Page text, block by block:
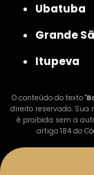
Ubatuba
Grande
Itupeva
O conteúdo do texto "
direito reservado. Sua
é proibida sem a
artigo 184 do